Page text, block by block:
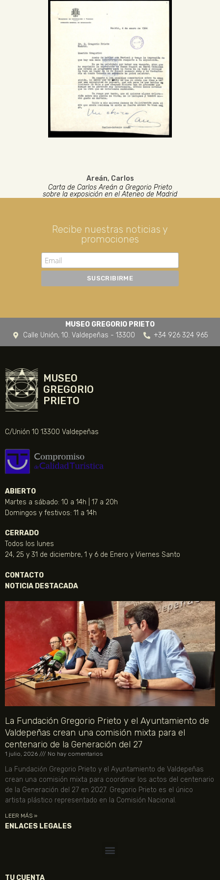
Areán, Carlos
Carta de Carlos Areán a Gregorio Prieto
sobre la exposición en el Ateneo de Madrid
Recibe nuestras noticias y
promociones
MUSEO GREGORIO PRIETO
Calle Unión, 10. Valdepeñas - 13300
+34 926 324 965
MUSEO
GREGORIO
PRIETO
C/Unión 10 13300 Valdepeñas
ABIERTO
Martes a sábado: 10 a 14h | 17 a 20h
Domingos y festivos: 11 a 14h
CERRADO
Todos los lunes
24, 25 y 31 de diciembre, 1 y 6 de Enero y Viernes Santo
CONTACTO
NOTICIA DESTACADA
La Fundación Gregorio Prieto y el Ayuntamiento de
Valdepeñas crean una comisión mixta para el
centenario de la Generación del 27
1 julio, 2026 No hay comentarios
La Fundación Gregorio Prieto y el Ayuntamiento de Valdepeñas
crean una comisión mixta para coordinar los actos del centenario
de la Generación del 27 en 2027. Gregorio Prieto es el único
artista plástico representado en la Comisión Nacional.
LEER MÁS »
ENLACES LEGALES
TU CUENTA